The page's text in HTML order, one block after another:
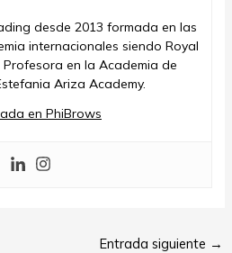
desde 2013 formada en las
internacionales siendo Royal
en la Academia de
Ariza Academy.
en PhiBrows
Entrada siguiente →